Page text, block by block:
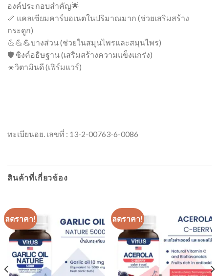
องค์ประกอบสำคัญ🌟
🦴 แคลเซียมคาร์บอเนตในปริมาณมาก (ช่วยเสริมสร้าง
กระดูก)
💪💪💪บางส่วน (ช่วยในสมุนไพรและสมุนไพร)
🛡️ ซิงค์อธิษฐาน (เสริมสร้างความแข็งแกร่ง)
☀️วิตามินดี (เฟิร์มแวร์)
ทะเบียนอย. เลขที่ : 13-2-00763-6-0086
สินค้าที่เกี่ยวข้อง
ลดราคา! ลดราคา!